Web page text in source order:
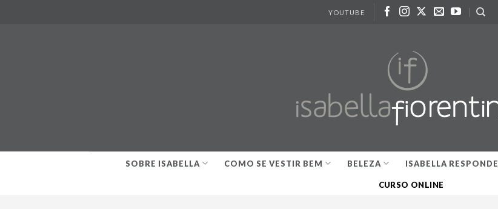
YOUTUBE
SOBRE ISABELLA COMO SE VESTIR BEM BELEZA ISABELLA RESPONDE
CURSO ONLINE